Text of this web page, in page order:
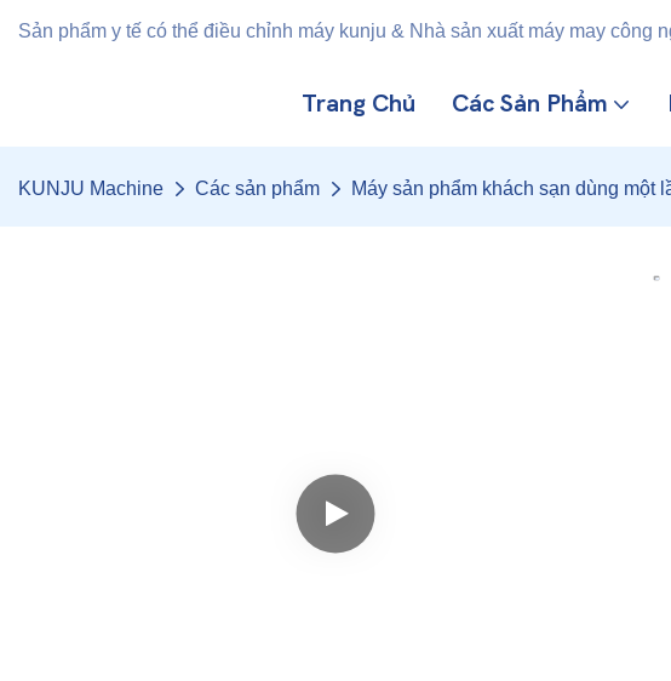
Sản phẩm y tế có thể điều chỉnh máy kunju & Nhà sản xuất máy may công
Trang Chủ Các Sản Phẩm
KUNJU Machine Các sản phẩm Máy sản phẩm khách sạn dùng một